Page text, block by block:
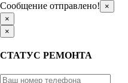
Сообщение отправлено!
×
×
×
СТАТУС РЕМОНТА